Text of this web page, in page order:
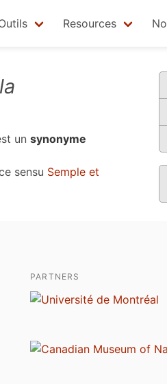
Resources
un synonyme
sensu Semple et
PARTNERS